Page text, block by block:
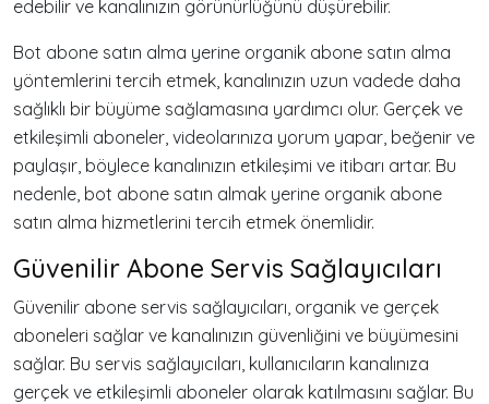
edebilir ve kanalınızın görünürlüğünü düşürebilir.
Bot abone satın alma yerine organik abone satın alma
yöntemlerini tercih etmek, kanalınızın uzun vadede daha
sağlıklı bir büyüme sağlamasına yardımcı olur. Gerçek ve
etkileşimli aboneler, videolarınıza yorum yapar, beğenir ve
paylaşır, böylece kanalınızın etkileşimi ve itibarı artar. Bu
nedenle, bot abone satın almak yerine organik abone
satın alma hizmetlerini tercih etmek önemlidir.
Güvenilir Abone Servis Sağlayıcıları
Güvenilir abone servis sağlayıcıları, organik ve gerçek
aboneleri sağlar ve kanalınızın güvenliğini ve büyümesini
sağlar. Bu servis sağlayıcıları, kullanıcıların kanalınıza
gerçek ve etkileşimli aboneler olarak katılmasını sağlar. Bu